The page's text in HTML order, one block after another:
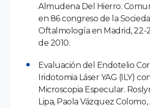
Almudena Del Hierro.
en 86 congreso de la
Oftalmología en Madrid, 22-
de 2010.
Evaluación del Endotelio
Iridotomia Láser YAG (ILY)
Microscopia Especular.
Lipa, Paola Vázquez